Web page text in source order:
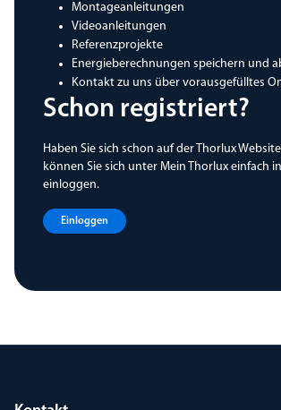
Montageanleitungen
Videoanleitungen
Referenzprojekte
Energieberechnungen speichern und
Kontakt zu uns über vorausgefülltes
Schon registriert?
Haben Sie sich schon auf der Thorlux
können Sie sich unter Mein Thorlux einfach
einloggen.
Einloggen